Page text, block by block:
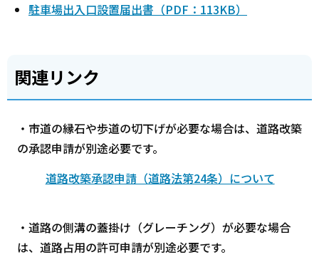
駐車場出入口設置届出書（PDF：113KB）
関連リンク
・市道の縁石や歩道の切下げが必要な場合は、道路改築
の承認申請が別途必要です。
道路改築承認申請（道路法第24条）について
・道路の側溝の蓋掛け（グレーチング）が必要な場合
は、道路占用の許可申請が別途必要です。